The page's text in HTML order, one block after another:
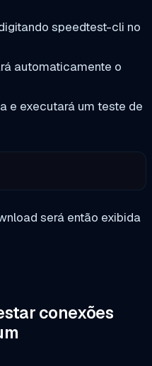
speedtest-cli no
automaticamente o
e executará um teste de
será então exibida
conexões